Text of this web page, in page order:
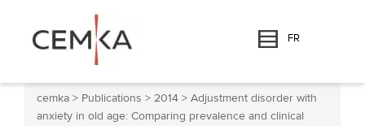
FR
cemka > Publications > 2014 > Adjustment disorder with
anxiety in old age: Comparing prevalence and clinical